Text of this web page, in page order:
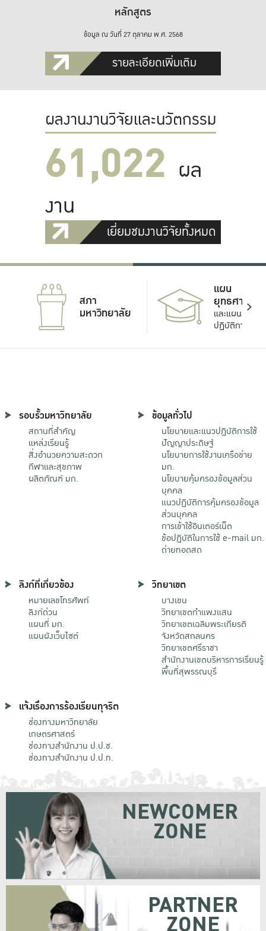
หลักสูตร
ข้อมูล ณ วันที่ 27 ตุลาคม พ.ศ. 2568
รายละเอียดเพิ่มเติม
ผลงานงานวิจัยและนวัตกรรม
61,022 ผล
งาน
เยี่ยมชมงานวิจัยทั้งหมด
สภา
มหาวิทยาลัย
แผน
ยุทธศาสตร์
และแผน
ปฏิบัติการ
รอบรั้วมหาวิทยาลัย
สถานที่สำคัญ
แหล่งเรียนรู้
สิ่งอำนวยความสะดวก
กีฬาและสุขภาพ
ผลิตภัณฑ์ มก.
ข้อมูลทั่วไป
นโยบายและแนวปฏิบัติการใช้
ปัญญาประดิษฐ์
นโยบายการใช้งานเครือข่าย
มก.
นโยบายคุ้มครองข้อมูลส่วน
บุคคล
แนวปฏิบัติการคุ้มครองข้อมูล
ส่วนบุคคล
การเข้าใช้อินเตอร์เน็ต
ข้อปฏิบัติในการใช้ e-mail มก.
ถ่ายทอดสด
ลิงก์ที่เกี่ยวข้อง
หมายเลขโทรศัพท์
ลิงก์ด่วน
แผนที่ มก.
แผนผังเว็บไซต์
วิทยาเขต
บางเขน
วิทยาเขตกําแพงแสน
วิทยาเขตเฉลิมพระเกียรติ
จังหวัดสกลนคร
วิทยาเขตศรีราชา
สำนักงานเขตบริหารการเรียนรู้
พื้นที่สุพรรณบุรี
แจ้งเรื่องการร้องเรียนทุจริต
ช่องทางมหาวิทยาลัย
เกษตรศาสตร์
ช่องทางสำนักงาน ป.ป.ช.
ช่องทางสำนักงาน ป.ป.ท.
NEWCOMER
ZONE
PARTNER